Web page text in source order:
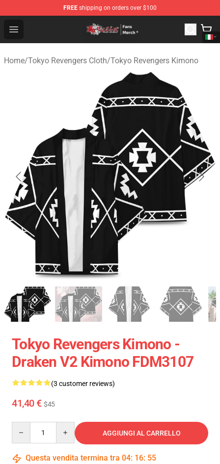
FREE shipping on orders over $100
Open menu
Tokyo Revengers Store - Official Tokyo Revengers
Home/Tokyo Revengers Cloth/Tokyo Revengers Kimono
Tokyo Revengers Kimono -
Draken V2 Kimono FDM3107
(3 customer reviews)
41,40 € $45
AGGIUNGI AL CARRELLO
Questa vendita termina tra 04: 16: 54